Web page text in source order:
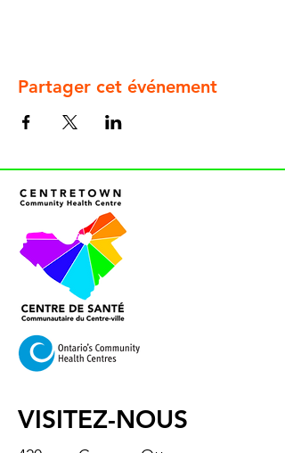
Partager cet événement
VISITEZ-NOUS